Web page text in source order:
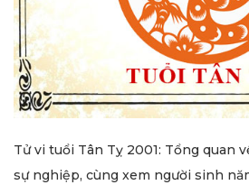
Tử vi tuổi Tân Tỵ 2001: Tổng quan
sự nghiệp, cùng xem người sinh